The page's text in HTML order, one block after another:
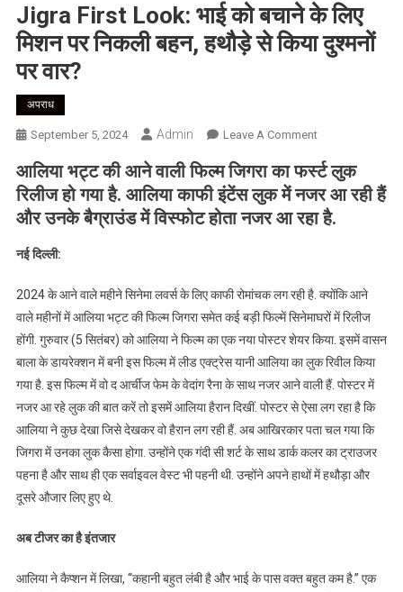
Jigra First Look: भाई को बचाने के लिए
मिशन पर निकली बहन, हथौड़े से किया दुश्मनों
पर वार?
अपराध
September 5, 2024 Admin Leave A CommentOn
First
Look:
भाई
लिए
मिशन
पर
निकली
बहन,
हथौड़े
से
दुश्मनों
आलिया भट्ट की आने वाली फिल्म जिगरा का फर्स्ट लुक
रिलीज हो गया है. आलिया काफी इंटेंस लुक में नजर आ रही हैं
और उनके बैग्राउंड में विस्फोट होता नजर आ रहा है.
नई दिल्ली:
2024 के आने वाले महीने सिनेमा लवर्स के लिए काफी रोमांचक लग रही है. क्योंकि आने
वाले महीनों में आलिया भट्ट की फिल्म जिगरा समेत कई बड़ी फिल्में सिनेमाघरों में रिलीज
होंगी. गुरुवार (5 सितंबर) को आलिया ने फिल्म का एक नया पोस्टर शेयर किया. इसमें वासन
बाला के डायरेक्शन में बनी इस फिल्म में लीड एक्ट्रेस यानी आलिया का लुक रिवील किया
गया है. इस फिल्म में वो द आर्चीज फेम के वेदांग रैना के साथ नजर आने वाली हैं. पोस्टर में
नजर आ रहे लुक की बात करें तो इसमें आलिया हैरान दिखीं. पोस्टर से ऐसा लग रहा है कि
आलिया ने कुछ देखा जिसे देखकर वो हैरान लग रही हैं. अब आखिरकार पता चल गया कि
जिगरा में उनका लुक कैसा होगा. उन्होंने एक गंदी सी शर्ट के साथ डार्क कलर का ट्राउजर
पहना है और साथ ही एक सर्वाइवल वेस्ट भी पहनी थी. उन्होंने अपने हाथों में हथौड़ा और
दूसरे औजार लिए हुए थे.
अब टीजर का है इंतजार
आलिया ने कैप्शन में लिखा, “कहानी बहुत लंबी है और भाई के पास वक्त बहुत कम है.” एक